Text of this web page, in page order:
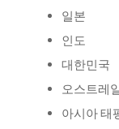
일본
인도
대한민국
오스트레
아시아 태